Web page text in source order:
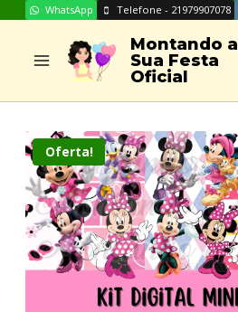
Skip
content
WhatsApp Telefone - 21979907078
Montando a
Sua Festa
Oficial
Oferta!